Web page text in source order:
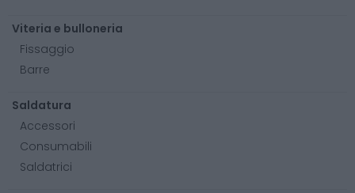
Viteria e bulloneria
Fissaggio
Barre
Saldatura
Accessori
Consumabili
Saldatrici